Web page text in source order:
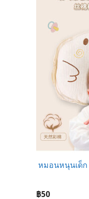
หมอนหนุนเด็ก
฿50